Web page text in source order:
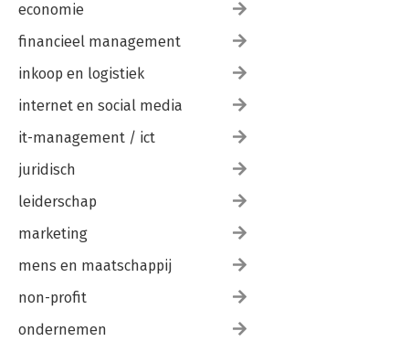
economie
financieel management
inkoop en logistiek
internet en social media
it-management / ict
juridisch
leiderschap
marketing
mens en maatschappij
non-profit
ondernemen